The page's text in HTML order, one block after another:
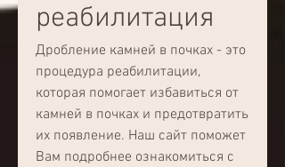
реабилитация
Дробление камней в почках - это
процедура реабилитации,
которая помогает избавиться от
камней в почках и предотвратить
их появление. Наш сайт поможет
Вам подробнее ознакомиться с